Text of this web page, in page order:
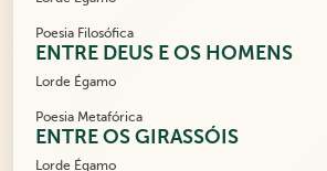
Poesia Filosófica
ENTRE DEUS E OS HOMENS
Lorde Égamo
Poesia Metafórica
ENTRE OS GIRASSÓIS
Lorde Égamo